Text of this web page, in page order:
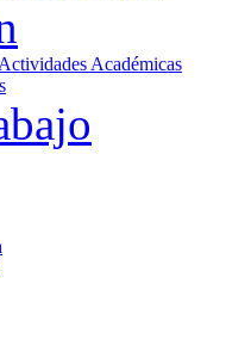
Académicas